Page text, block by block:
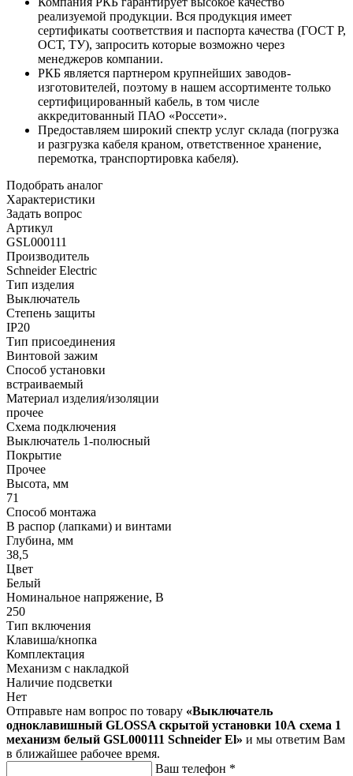
реализуемой продукции. Вся продукция имеет
сертификаты соответствия и паспорта качества (ГОСТ Р,
ОСТ, ТУ), запросить которые возможно через
менеджеров компании.
РКБ является партнером крупнейших заводов-
изготовителей, поэтому в нашем ассортименте только
сертифицированный кабель, в том числе
аккредитованный ПАО «Россети».
Предоставляем широкий спектр услуг склада (погрузка
и разгрузка кабеля краном, ответственное хранение,
перемотка, транспортировка кабеля).
Подобрать аналог
Характеристики
Задать вопрос
Артикул
GSL000111
Производитель
Schneider Electric
Тип изделия
Выключатель
Степень защиты
IP20
Тип присоединения
Винтовой зажим
Способ установки
встраиваемый
Материал изделия/изоляции
прочее
Схема подключения
Выключатель 1-полюсный
Покрытие
Прочее
Высота, мм
71
Способ монтажа
В распор (лапками) и винтами
Глубина, мм
38,5
Цвет
Белый
Номинальное напряжение, В
250
Тип включения
Клавиша/кнопка
Комплектация
Механизм с накладкой
Наличие подсветки
Нет
Отправьте нам вопрос по товару «Выключатель
одноклавишный GLOSSA скрытой установки 10А схема 1
механизм белый GSL000111 Schneider El» и мы ответим Вам
в ближайшее рабочее время.
Ваш телефон *